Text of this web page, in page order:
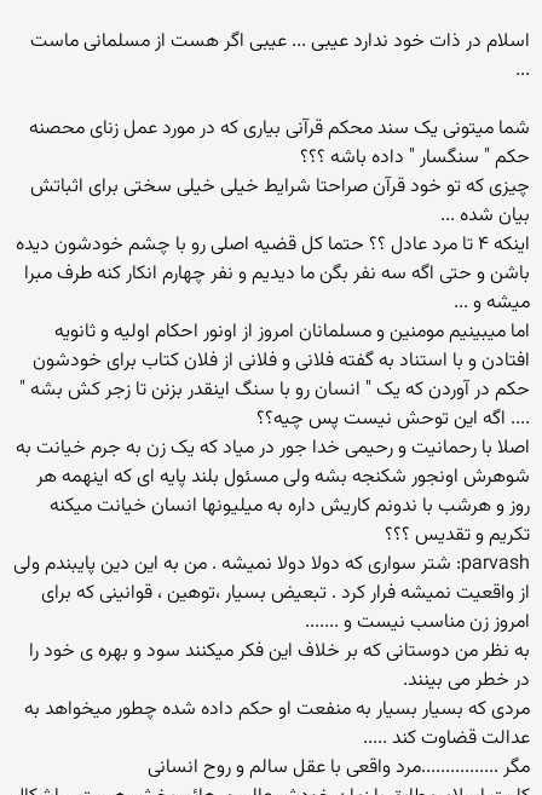
اسلام در ذات خود ندارد عیبی ... عیبی اگر هست از مسلمانی ماست
...
شما میتونی یک سند محکم قرآنی بیاری که در مورد عمل زنای محصنه
حکم " سنگسار " داده باشه ؟؟؟
چیزی که تو خود قرآن صراحتا شرایط خیلی خیلی سختی برای اثباتش
بیان شده ...
اینکه ۴ تا مرد عادل ؟؟ حتما کل قضیه اصلی رو با چشم خودشون دیده
باشن و حتی اگه سه نفر بگن ما دیدیم و نفر چهارم انکار کنه طرف مبرا
میشه و ...
اما میبینیم مومنین و مسلمانان امروز از اونور احکام اولیه و ثانویه
افتادن و با استناد به گفته فلانی و فلانی از فلان کتاب برای خودشون
حکم در آوردن که یک " انسان رو با سنگ اینقدر بزنن تا زجر کش بشه "
.... اگه این توحش نیست پس چیه؟؟
اصلا با رحمانیت و رحیمی خدا جور در میاد که یک زن به جرم خیانت به
شوهرش اونجور شکنجه بشه ولی مسئول بلند پایه ای که اینهمه هر
روز و هرشب با ندونم کاریش داره به میلیونها انسان خیانت میکنه
تکریم و تقدیس ؟؟؟
parvash: شتر سواری که دولا دولا نمیشه . من به این دین پایبندم ولی
از واقعیت نمیشه فرار کرد . تبعیض بسیار ،توهین ، قوانینی که برای
امروز زن مناسب نیست و .......
به نظر من دوستانی که بر خلاف این فکر میکنند سود و بهره ی خود را
در خطر می بینند.
مردی که بسیار بسیار به منفعت او حکم داده شده چطور میخواهد به
عدالت قضاوت کند .....
مگر ................مرد واقعی با عقل سالم و روح انسانی